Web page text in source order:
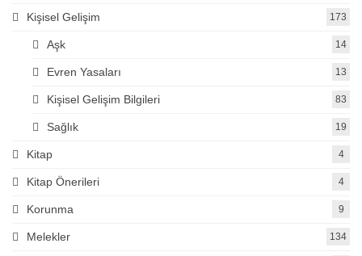
Kişisel Gelişim 173
Aşk 14
Evren Yasaları 13
Kişisel Gelişim Bilgileri 83
Sağlık 19
Kitap 4
Kitap Önerileri 4
Korunma 9
Melekler 134